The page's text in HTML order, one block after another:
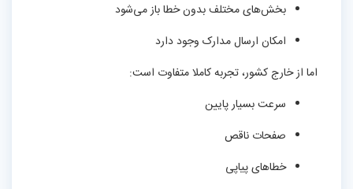
بخش‌های مختلف بدون خطا باز می‌شود
امکان ارسال مدارک وجود دارد
اما از خارج کشور، تجربه کاملا متفاوت است:
سرعت بسیار پایین
صفحات ناقص
خطاهای پیاپی